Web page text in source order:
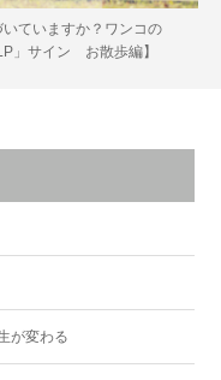
いていますか？ワンコの
」サイン お散歩編】
が変わる